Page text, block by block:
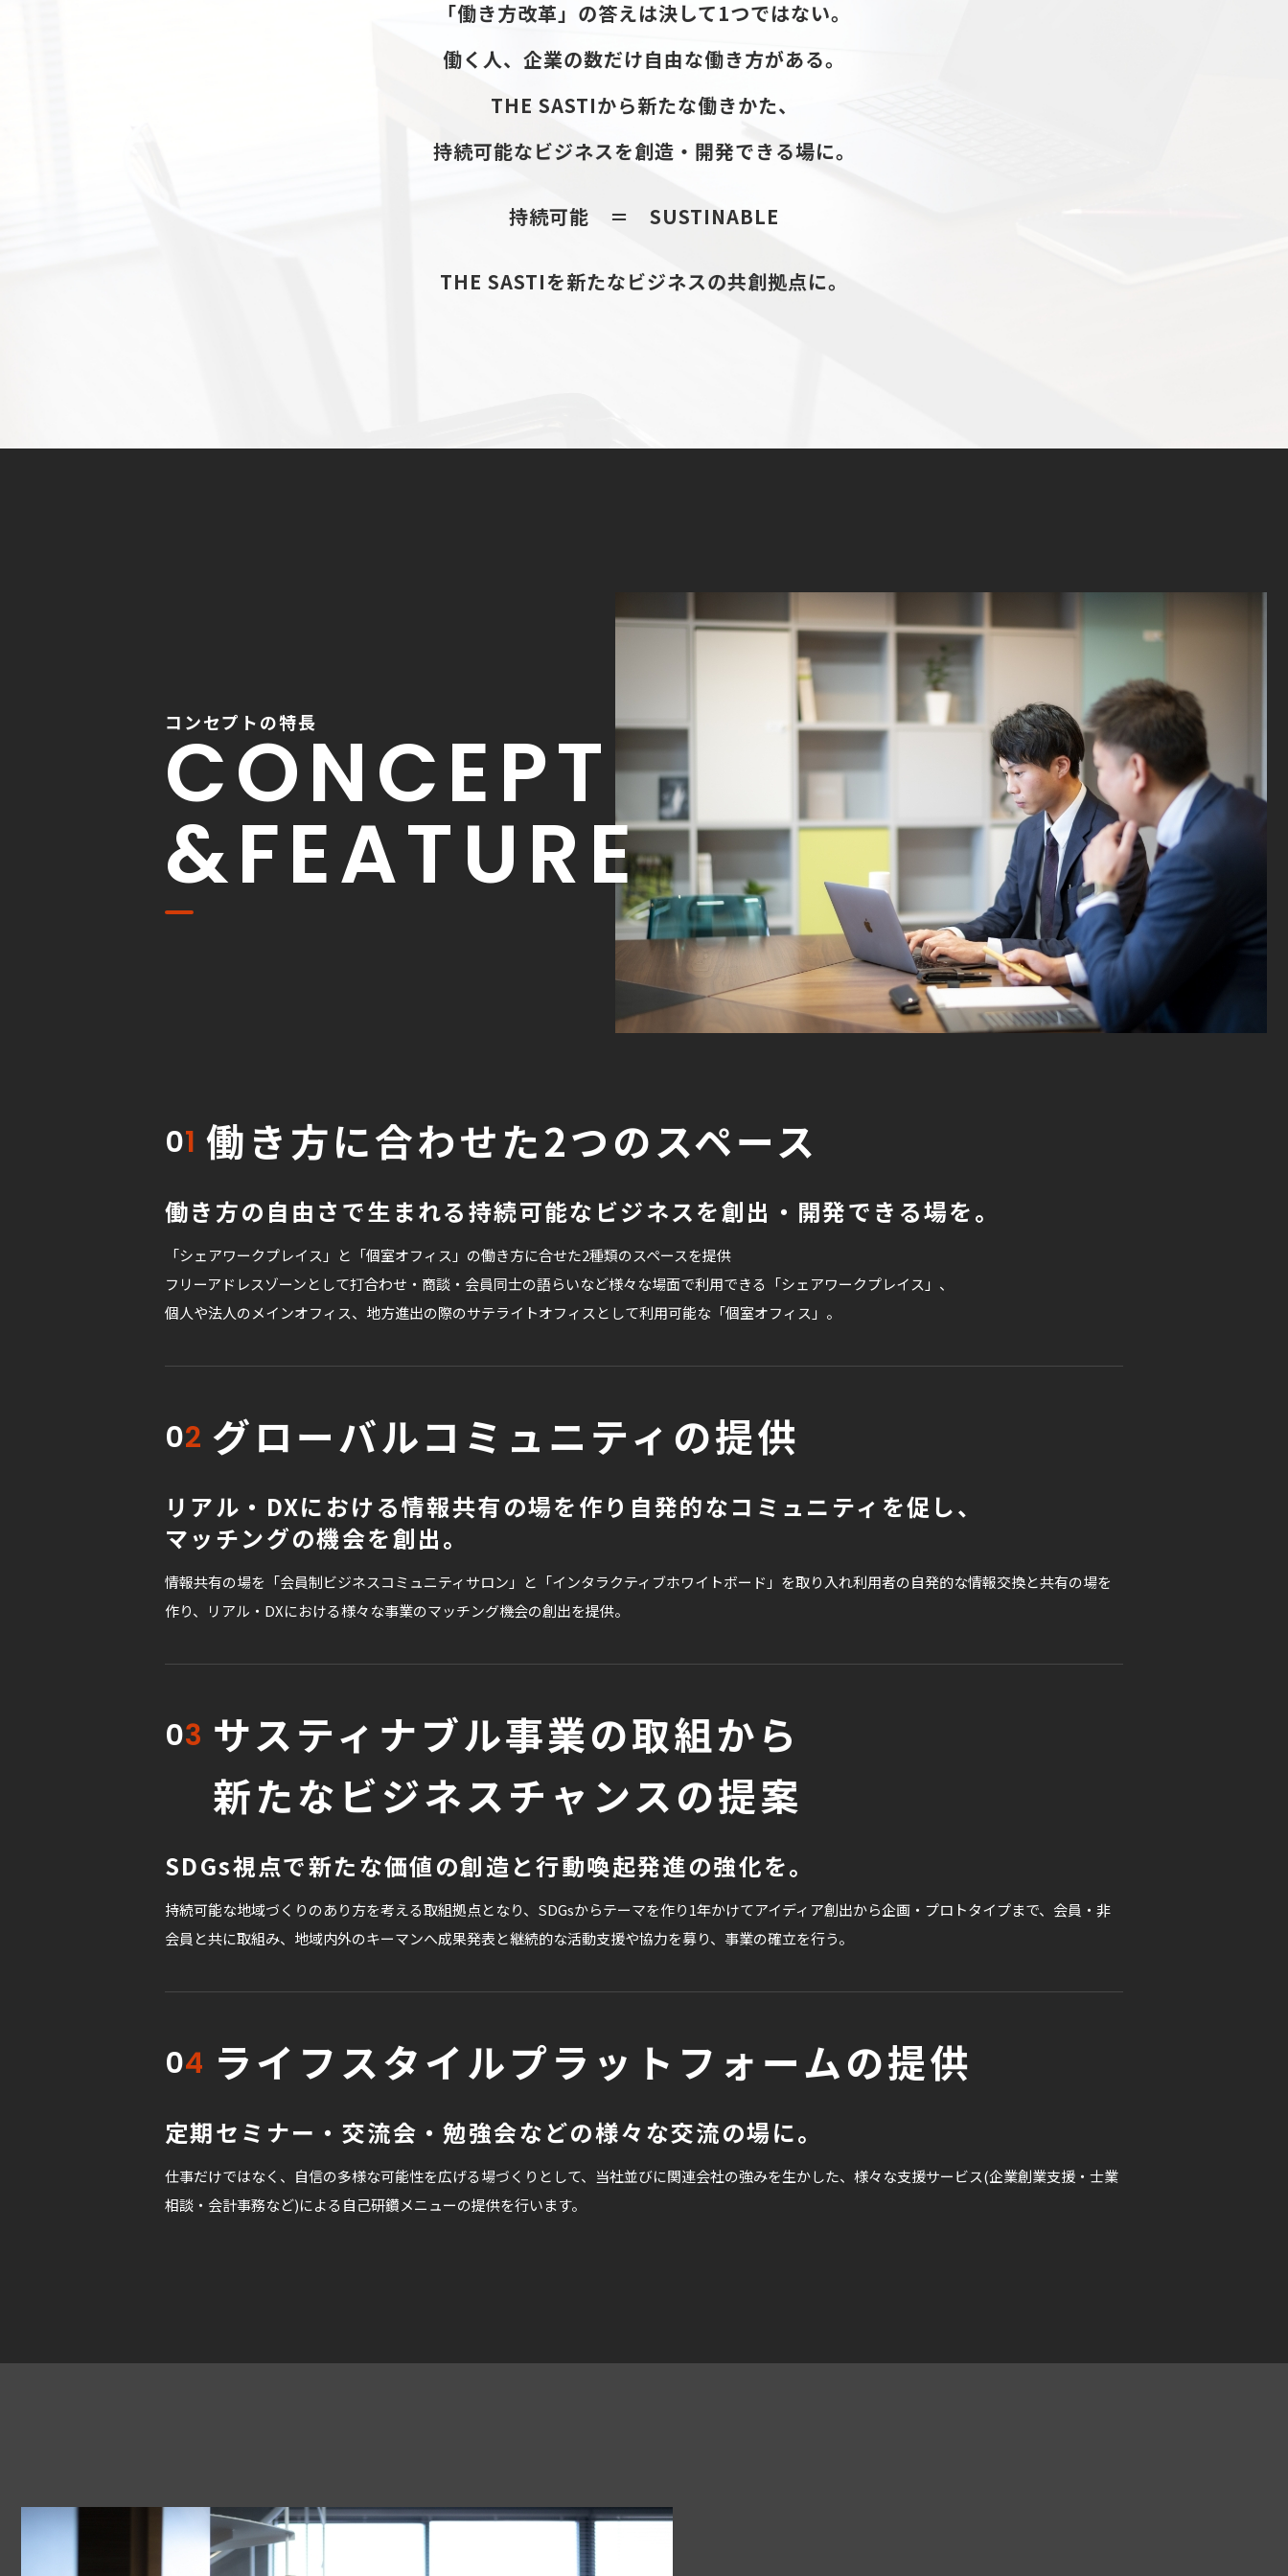
「働き方改革」の答えは決して1つではない。
働く人、企業の数だけ自由な働き方がある。
THE SASTIから新たな働きかた、
持続可能なビジネスを創造・開発できる場に。
持続可能 ＝ SUSTINABLE
THE SASTIを新たなビジネスの共創拠点に。
コンセプトの特長
CONCEPT
&FEATURE
01 働き方に合わせた2つのスペース
働き方の自由さで生まれる持続可能なビジネスを創出・開発できる場を。
「シェアワークプレイス」と「個室オフィス」の働き方に合せた2種類のスペースを提供
フリーアドレスゾーンとして打合わせ・商談・会員同士の語らいなど様々な場面で利用できる「シェアワークプレイス」、
個人や法人のメインオフィス、地方進出の際のサテライトオフィスとして利用可能な「個室オフィス」。
02 グローバルコミュニティの提供
リアル・DXにおける情報共有の場を作り自発的なコミュニティを促し、
マッチングの機会を創出。
情報共有の場を「会員制ビジネスコミュニティサロン」と「インタラクティブホワイトボード」を取り入れ利用者の自発的な情報交換と共有の場を
作り、リアル・DXにおける様々な事業のマッチング機会の創出を提供。
03 サスティナブル事業の取組から
新たなビジネスチャンスの提案
SDGs視点で新たな価値の創造と行動喚起発進の強化を。
持続可能な地域づくりのあり方を考える取組拠点となり、SDGsからテーマを作り1年かけてアイディア創出から企画・プロトタイプまで、会員・非
会員と共に取組み、地域内外のキーマンへ成果発表と継続的な活動支援や協力を募り、事業の確立を行う。
04 ライフスタイルプラットフォームの提供
定期セミナー・交流会・勉強会などの様々な交流の場に。
仕事だけではなく、自信の多様な可能性を広げる場づくりとして、当社並びに関連会社の強みを生かした、様々な支援サービス(企業創業支援・士業
相談・会計事務など)による自己研鑽メニューの提供を行います。